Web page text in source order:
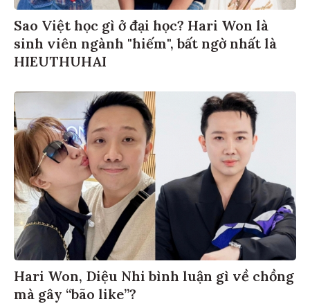
Sao Việt học gì ở đại học? Hari Won là
sinh viên ngành "hiếm", bất ngờ nhất là
HIEUTHUHAI
Hari Won, Diệu Nhi bình luận gì về chồng
mà gây “bão like”?